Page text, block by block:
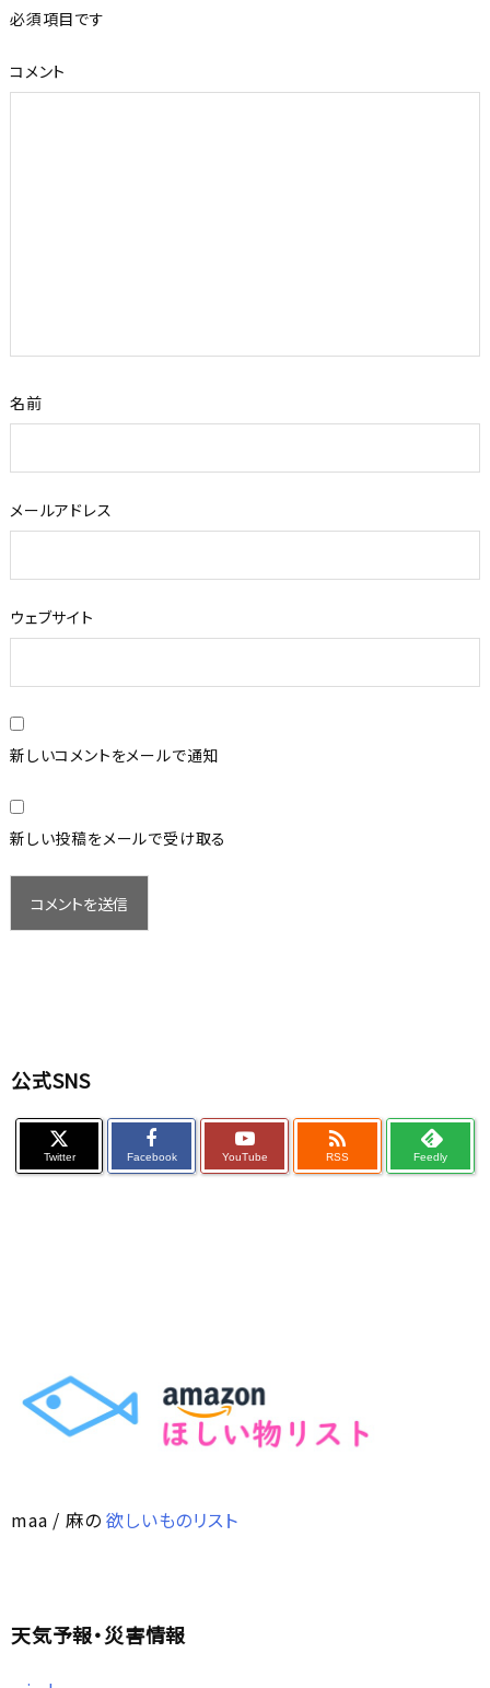
必須項目です
コメント
名前
メールアドレス
ウェブサイト
新しいコメントをメールで通知
新しい投稿をメールで受け取る
公式SNS
Twitter Facebook YouTube

RSS Feedly
maa / 麻の欲しいものリスト
天気予報・災害情報